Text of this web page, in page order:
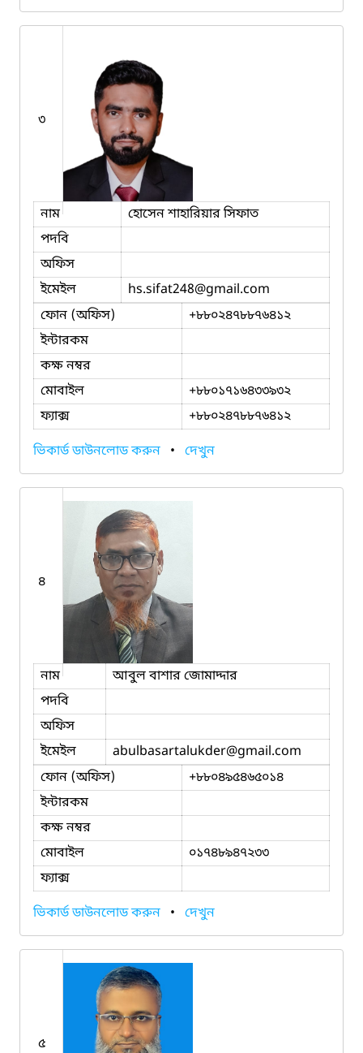
৩
নাম
হোসেন শাহারিয়ার সিফাত
পদবি
অফিস
ইমেইল
hs.sifat248@gmail.com
ফোন (অফিস)
+৮৮০২৪৭৮৮৭৬৪১২
ইন্টারকম
কক্ষ নম্বর
মোবাইল
+৮৮০১৭১৬৪৩৩৯৩২
ফ্যাক্স
+৮৮০২৪৭৮৮৭৬৪১২
ভিকার্ড ডাউনলোড করুন • দেখুন
৪
নাম
আবুল বাশার জোমাদ্দার
পদবি
অফিস
ইমেইল
abulbasartalukder@gmail.com
ফোন (অফিস)
+৮৮০৪৯৫৪৬৫০১৪
ইন্টারকম
কক্ষ নম্বর
মোবাইল
০১৭৪৮৯৪৭২৩৩
ফ্যাক্স
ভিকার্ড ডাউনলোড করুন • দেখুন
৫